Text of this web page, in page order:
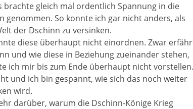
gleich mal ordentlich Spannung in die
So konnte ich gar nicht anders, als
der Dschinn zu versinken.
diese überhaupt nicht einordnen. Zwar
und wie diese in Beziehung zueinander stehen,
ich mir bis zum Ende überhaupt nicht vorstellen.
und ich bin gespannt, wie sich das noch weiter
wird.
darüber, warum die Dschinn-Könige Krieg